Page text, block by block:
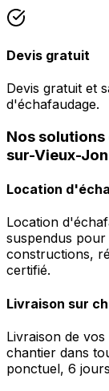
Devis gratuit
Devis gratuit et
d'échafaudage.
Nos
sur-Vieux-
Location
Location
suspendus
constructions,
certifié.
Livraison sur
Livraison de
chantier dans
ponctuel, 6